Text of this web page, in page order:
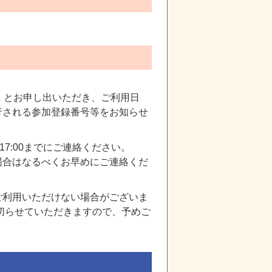
お申し出いただき、ご利用日
れる参加登録番号等をお知らせ
までにご連絡ください。
はなるべくお早めにご連絡くだ
用いただけない場合がございま
せていただきますので、予めご